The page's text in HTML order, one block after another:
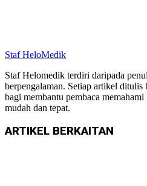
Staf HeloMedik
Staf Helomedik terdiri daripada
berpengalaman. Setiap artikel ditulis
bagi membantu pembaca
mudah dan tepat.
ARTIKEL BERKAITAN